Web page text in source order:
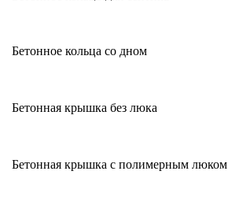
Бетонное кольца со дном
Бетонная крышка без люка
Бетонная крышка с полимерным люком